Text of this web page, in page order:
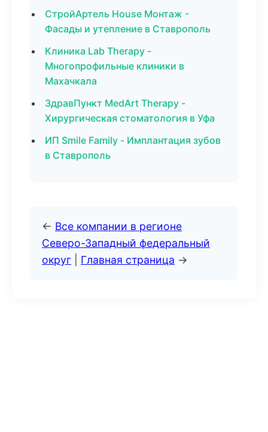
СтройАртель House Монтаж -
Фасады и утепление в Ставрополь
Клиника Lab Therapy -
Многопрофильные клиники в
Махачкала
ЗдравПункт MedArt Therapy -
Хирургическая стоматология в Уфа
ИП Smile Family - Имплантация зубов
в Ставрополь
← Все компании в регионе
Северо-Западный федеральный
округ
Главная страница →